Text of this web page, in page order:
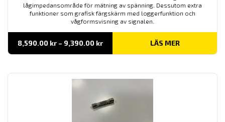
lågimpedansområde för mätning av spänning. Dessutom extra
funktioner som grafisk färgskärm med loggerfunktion och
vågformsvisning av signalen.
8,590.00 kr – 9,390.00 krPrisintervall:
till
LÄS MER